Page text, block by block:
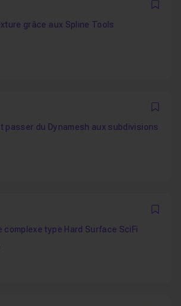
grâce aux Spline Tools
passer du Dynamesh aux subdivisions
complexe type Hard Surface SciFi